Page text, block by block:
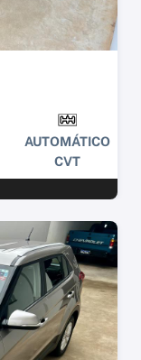
AUTOMÁTICO
CVT